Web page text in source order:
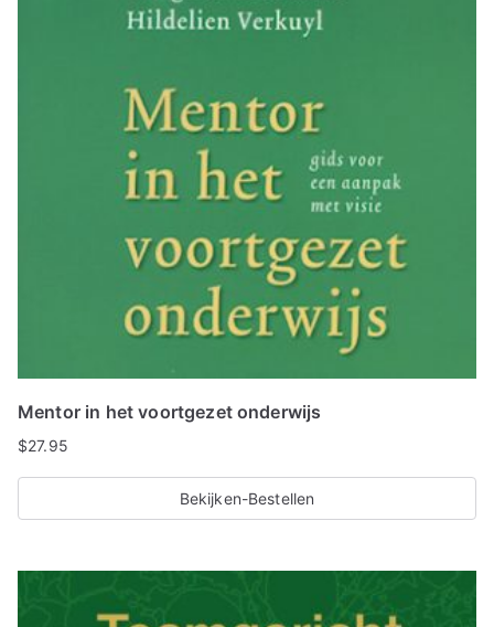
Mentor in het voortgezet onderwijs
$27.95
Bekijken-Bestellen